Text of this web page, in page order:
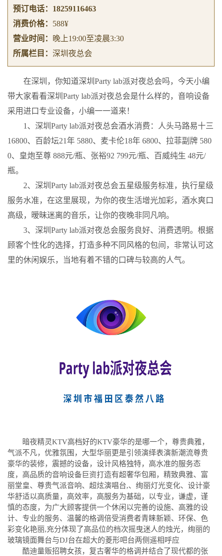
预订电话： 18259116463
消费价格： 588¥
营业时间：
晚上19:00至凌晨3:30
所属栏目： 深圳夜总会
在深圳，你知道深圳Party lab派对夜总会吗，今天小编
带大家看看深圳Party lab派对夜总会是什么样的，音响设备
采用进口专业设备，小编一一道来！
1、深圳Party lab派对夜总会酒水消费：人头马路易十三
16800、百龄坛21年 5880、麦卡伦18年 6800、拉菲副牌 580
0、皇炮至尊 888元/瓶、张裕92 799元/瓶、百威纯生 48元/
瓶。
2、深圳Party lab派对夜总会五星级服务标准，执行星级
服务水准，在这里展现，为你的夜生活增光加彩，酒水爽口
高级，暧昧迷离的音乐，让你的夜晚非同凡响。
3、深圳Party lab派对夜总会服务良好、消费透明。根据
顾客个性化的选择，打造多种不同风格的包间，非常认可这
里的休闲娱乐，当地有着不错的口碑与较高的人气。
暗夜精灵KTV高档好的KTV豪华的是哪一个，尊贵典雅，
气派不凡，优雅氛围，大型华丽更是引领演绎表演新潮流尊贵
豪华的装修，震撼的设备，设计风格独特，高水准的服务态
度，高品质的音响设备巨资打造有超奢华包厢，精致典雅、富
丽堂皇、尊贵气派音响、超炫演唱台,、绚丽灯光变化、设计豪
华舒适以高质量，高效率，高服务为基础，以专业，谦虚，谨
慎的态度，为广大顾客提供一个休闲以完善的设施、高雅的设
计、专业的服务、温馨的格调倍受消费者青睐新颖、环保、色
彩变化艳丽,充分体现了高品位的档次摇曳迷人的烛光，绚丽的
玻璃镜面舞台与DJ台在超大的菱形吧台两侧遥相呼应
酷迪量贩招聘女孩，复古奢华的格调并结合了现代都的张